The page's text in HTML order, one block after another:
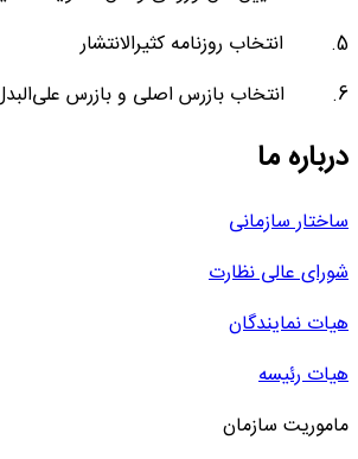
5. انتخاب روزنامه کثیرالانتشار
6. انتخاب بازرس اصلی و بازرس علی‌البدل
درباره ما
ساختار سازمانی
شورای عالی نظارت
هیات نمایندگان
هیات رئیسه
ماموریت سازمان